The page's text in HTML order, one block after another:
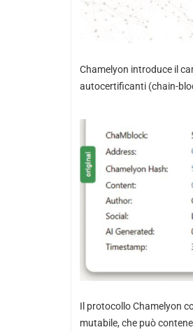
Chamelyon introduce il
autocertificanti (chain-
Il protocollo Chamelyon
mutabile, che può